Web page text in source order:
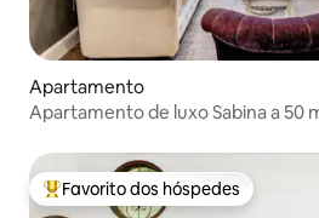
Apartamento
Apartamento de luxo Sabina a 50
Favoritos dos hóspedes mais
Favorito dos hóspedes